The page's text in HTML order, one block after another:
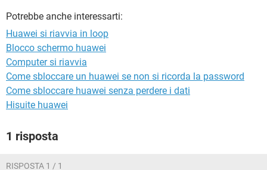
Potrebbe anche interessarti:
Huawei si riavvia in loop
Blocco schermo huawei
Computer si riavvia
Come sbloccare un huawei se non si ricorda la password
Come sbloccare huawei senza perdere i dati
Hisuite huawei
1 risposta
RISPOSTA 1 / 1